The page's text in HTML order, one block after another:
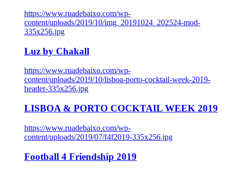
https://www.ruadebaixo.com/wp-
content/uploads/2019/10/img_20191024_202524-mod-
335x256.jpg
Luz by Chakall
https://www.ruadebaixo.com/wp-
content/uploads/2019/10/lisboa-porto-cocktail-week-2019-
header-335x256.jpg
LISBOA & PORTO COCKTAIL WEEK 2019
https://www.ruadebaixo.com/wp-
content/uploads/2019/07/f4f2019-335x256.jpg
Football 4 Friendship 2019